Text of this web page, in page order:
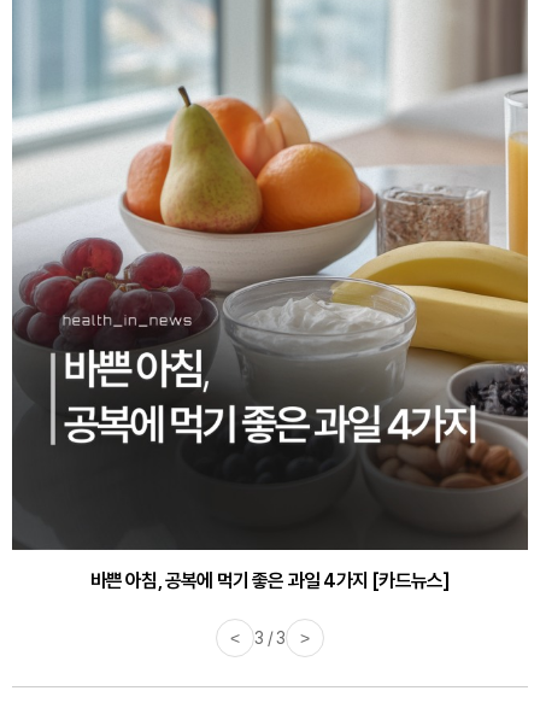
바쁜 아침, 공복에 먹기 좋은 과일 4가지 [카드뉴스]
< 1 / 3 >